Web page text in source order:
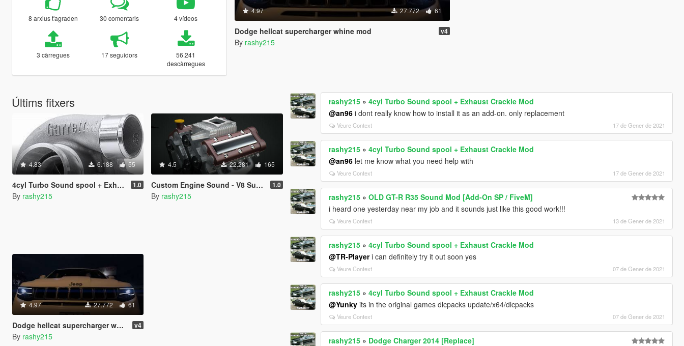
8 arxius t'agraden 30 comentaris 4 vídeos
3 càrregues 17 seguidors
56.241
descàrregues
4.97 27.772 61
Dodge hellcat supercharger whine mod v4
By rashy215
Últims fitxers
4.83 6.188 55
4cyl Turbo Sound spool + Exhaust Crackle Mod 1.0
By rashy215
4.5 22.281 165
Custom Engine Sound - V8 Supercharger [Replace] 1.0
By rashy215
4.97 27.772 61
Dodge hellcat supercharger whine mod v4
By rashy215
rashy215 »4cyl Turbo Sound spool + Exhaust Crackle Mod
@an96 i dont really know how to install it as an add-on. only replacement
Veure Context 17 de Gener de 2021
rashy215 »4cyl Turbo Sound spool + Exhaust Crackle Mod
@an96 let me know what you need help with
Veure Context 17 de Gener de 2021
rashy215 »OLD GT-R R35 Sound Mod [Add-On SP / FiveM]
i heard one yesterday near my job and it sounds just like this good work!!!
Veure Context 13 de Gener de 2021
rashy215 »4cyl Turbo Sound spool + Exhaust Crackle Mod
@TR-Playeri can definitely try it out soon yes
Veure Context 07 de Gener de 2021
rashy215 »4cyl Turbo Sound spool + Exhaust Crackle Mod
@Yunky its in the original games dlcpacks update/x64/dlcpacks
Veure Context 07 de Gener de 2021
rashy215 » Dodge Charger 2014 [Replace]